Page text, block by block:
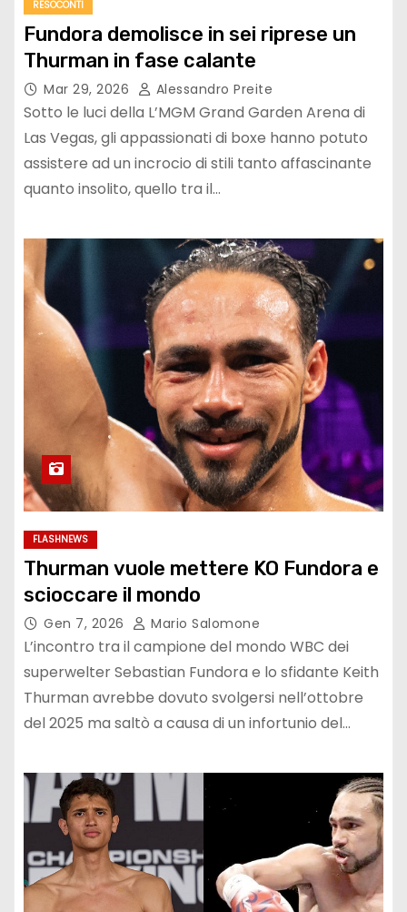
RESOCONTI
Fundora demolisce in sei riprese un
Thurman in fase calante
Mar 29, 2026 Alessandro Preite
Sotto le luci della L’MGM Grand Garden Arena di
Las Vegas, gli appassionati di boxe hanno potuto
assistere ad un incrocio di stili tanto affascinante
quanto insolito, quello tra il…
FLASHNEWS
Thurman vuole mettere KO Fundora e
scioccare il mondo
Gen 7, 2026 Mario Salomone
L’incontro tra il campione del mondo WBC dei
superwelter Sebastian Fundora e lo sfidante Keith
Thurman avrebbe dovuto svolgersi nell’ottobre
del 2025 ma saltò a causa di un infortunio del…